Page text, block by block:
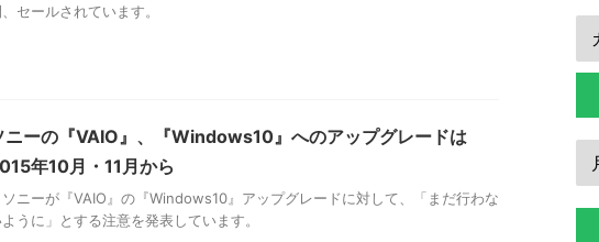
セールされています。
ニーの『VAIO』、『Windows10』へのアップグレードは
年10月・11月から
ーが『VAIO』の『Windows10』アップグレードに対して、「まだ行わな
うに」とする注意を発表しています。